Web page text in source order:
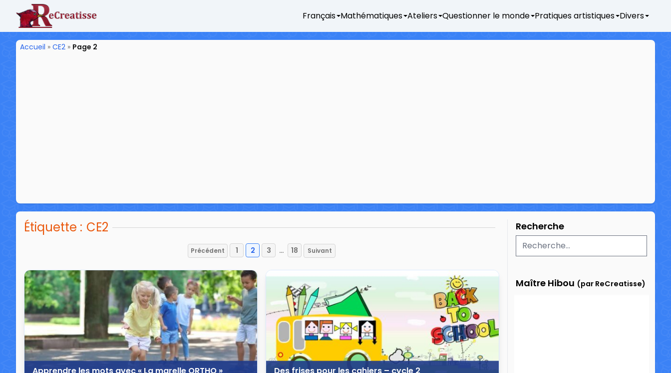
ReCreatisse
Français Mathématiques Ateliers Questionner le monde Pratiques artistiques Divers
Accueil » CE2 » Page 2
Étiquette : CE2
Pagination
des
publications
Précédent 1 2 3 … 18 Suivant
Apprendre les mots avec « La marelle ORTHO » Des frises pour les cahiers – cycle 2
Recherche
Maître Hibou (par ReCreatisse)